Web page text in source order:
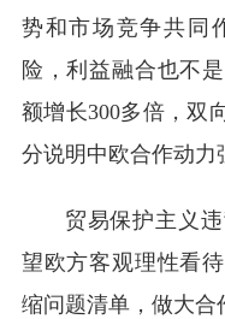
势和市场竞争共同
险，利益融合也不
额增长300多倍，双
分说明中欧合作动力
贸易保护主义
望欧方客观理性看
缩问题清单，做大合